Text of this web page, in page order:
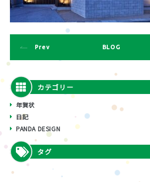
Prev BLOG
カテゴリー
年賀状
日記
PANDA DESIGN
タグ